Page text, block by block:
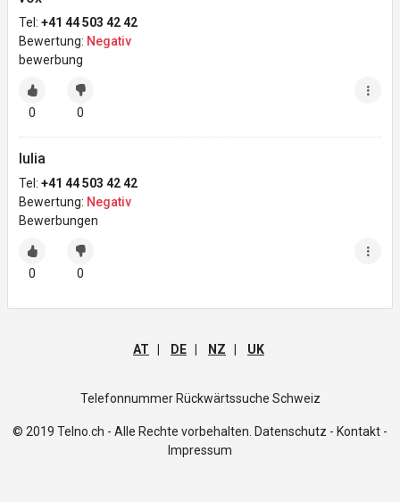
Tel: +41 44 503 42 42
Bewertung: Negativ
bewerbung
0 0
Iulia
Tel: +41 44 503 42 42
Bewertung: Negativ
Bewerbungen
0 0
AT DE NZ UK
Telefonnummer Rückwärtssuche Schweiz
© 2019 Telno.ch - Alle Rechte vorbehalten. Datenschutz - Kontakt -
Impressum